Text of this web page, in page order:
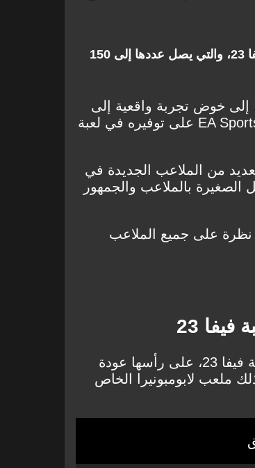
تعرف على قائمة الملاعب الموجودة في لعبة فيفا 23، والتي يصل عددها إلى 150
إلى خوض تجربة واقعية إلى
حد كبير أثناء اللعب، وهذا ما تعمل شركة EA Sports على توفيره في لعبة
من الملاعب الجديدة في
الصغيرة بالملاعب والجمهور
نظرة على جميع الملاعب
23
أضافت الشركة ستة ملاعب جديدة في لعبة فيفا 23، على رأسها عودة
ملعب لابومبونيرا الخاص